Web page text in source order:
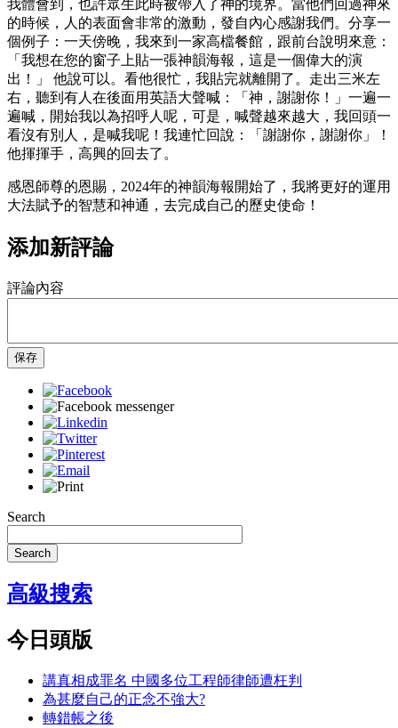
我體會到，也許眾生此時被帶入了神的境界。當他們回過神來
的時候，人的表面會非常的激動，發自內心感謝我們。分享一
個例子：一天傍晚，我來到一家高檔餐館，跟前台說明來意：
「我想在您的窗子上貼一張神韻海報，這是一個偉大的演
出！」 他說可以。看他很忙，我貼完就離開了。走出三米左
右，聽到有人在後面用英語大聲喊：「神，謝謝你！」一遍一
遍喊，開始我以為招呼人呢，可是，喊聲越來越大，我回頭一
看沒有別人，是喊我呢！我連忙回說：「謝謝你，謝謝你」！
他揮揮手，高興的回去了。
感恩師尊的恩賜，2024年的神韻海報開始了，我將更好的運用
大法賦予的智慧和神通，去完成自己的歷史使命！
添加新評論
評論內容
保存
Search
Search
高級搜索
今日頭版
講真相成罪名 中國多位工程師律師遭枉判
為甚麼自己的正念不強大?
轉錯帳之後